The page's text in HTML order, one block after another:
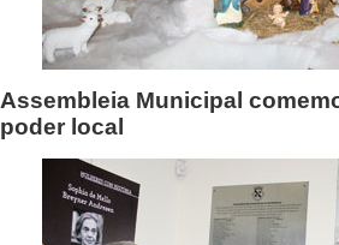
Assembleia Municipal
poder local